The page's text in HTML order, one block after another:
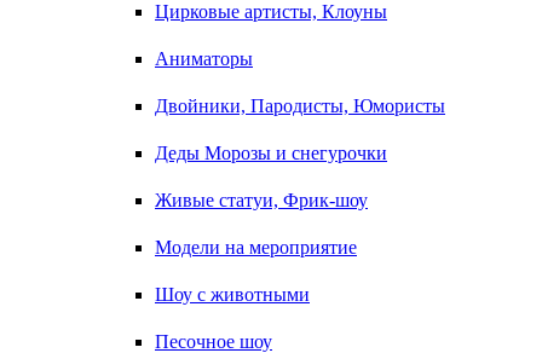
Цирковые артисты, Клоуны
Аниматоры
Двойники, Пародисты, Юмористы
Деды Морозы и снегурочки
Живые статуи, Фрик-шоу
Модели на мероприятие
Шоу с животными
Песочное шоу